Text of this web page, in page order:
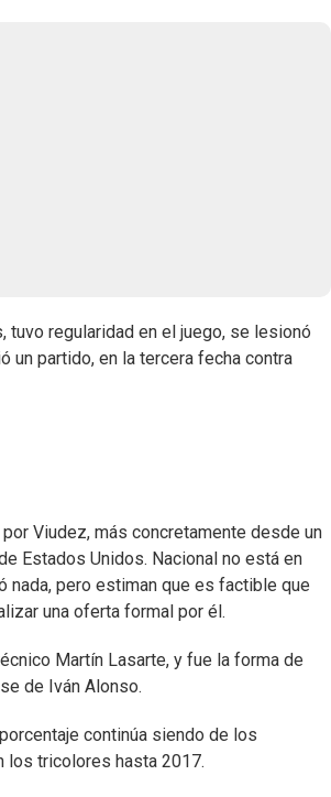
regularidad en el juego, se lesionó
un partido, en la tercera fecha contra
Viudez, más concretamente desde un
Estados Unidos. Nacional no está en
nada, pero estiman que es factible que
una oferta formal por él.
Martín Lasarte, y fue la forma de
de Iván Alonso.
continúa siendo de los
los tricolores hasta 2017.